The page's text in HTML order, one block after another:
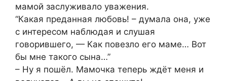
мамой заслуживало уважения.
“Какая преданная любовь! – думала она, уже
с интересом наблюдая и слушая
говорившего, — Как повезло его маме… Вот
бы мне такого сына…”
– Ну я пошёл. Мамочка теперь ждёт меня и